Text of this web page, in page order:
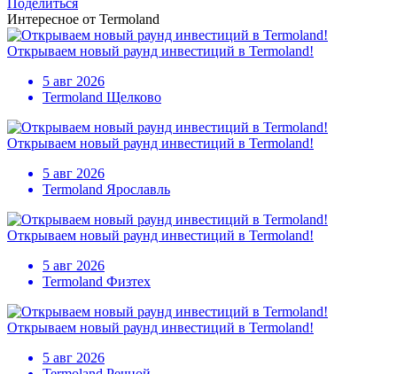
Интересное от Termoland
Открываем новый раунд инвестиций в Termoland!
5 авг 2026
Termoland Щелково
Открываем новый раунд инвестиций в Termoland!
5 авг 2026
Termoland Ярославль
Открываем новый раунд инвестиций в Termoland!
5 авг 2026
Termoland Физтех
Открываем новый раунд инвестиций в Termoland!
5 авг 2026